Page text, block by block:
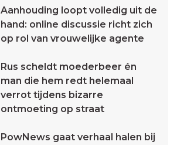
Aanhouding loopt volledig uit de
hand: online discussie richt zich
op rol van vrouwelijke agente
Rus scheldt moederbeer én
man die hem redt helemaal
verrot tijdens bizarre
ontmoeting op straat
PowNews gaat verhaal halen bij